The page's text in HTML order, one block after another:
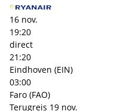
16 nov.
19:20
direct
21:20
Eindhoven (EIN)
03:00
Faro (FAO)
Terugreis 19 nov.